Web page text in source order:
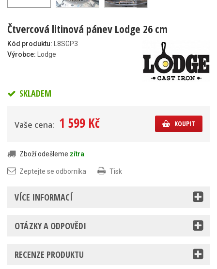
Čtvercová litinová pánev Lodge 26 cm
Kód produktu:
L8SGP3
Výrobce:
Lodge
SKLADEM
Vaše cena: 1 599 Kč KOUPIT
Zboží odešleme zítra
Zeptejte se odborníka Tisk
VÍCE INFORMACÍ
OTÁZKY A ODPOVĚDI
RECENZE PRODUKTU